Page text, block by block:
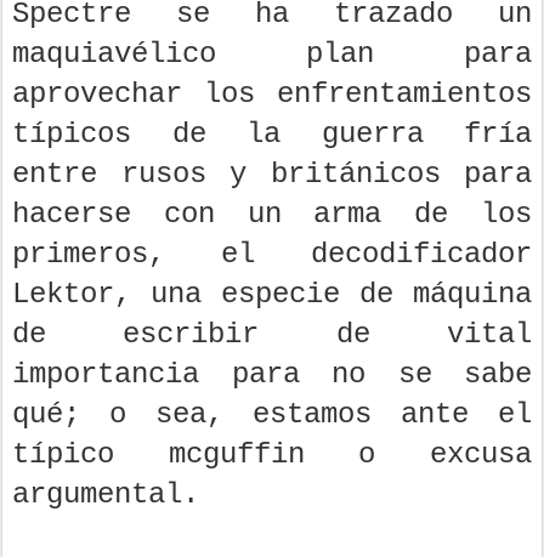
Spectre se ha trazado un
maquiavélico plan para
aprovechar los enfrentamientos
típicos de la guerra fría
entre rusos y británicos para
hacerse con un arma de los
primeros, el decodificador
Lektor, una especie de máquina
de escribir de vital
importancia para no se sabe
qué; o sea, estamos ante el
típico mcguffin o excusa
argumental.